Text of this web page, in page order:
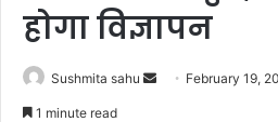
होगा विज्ञापन
Sushmita sahu
Send February 19,
1 minute read